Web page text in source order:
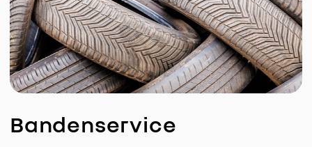
Bandenservice